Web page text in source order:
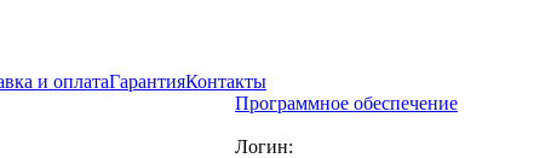
и оплатаГарантияКонтакты
Программное обеспечение
Логин: